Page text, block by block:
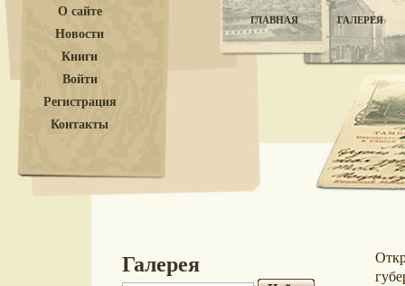
О сайте
Новости
Книги
Войти
Регистрация
Контакты
ГЛАВНАЯ ГАЛЕРЕЯ
Галерея